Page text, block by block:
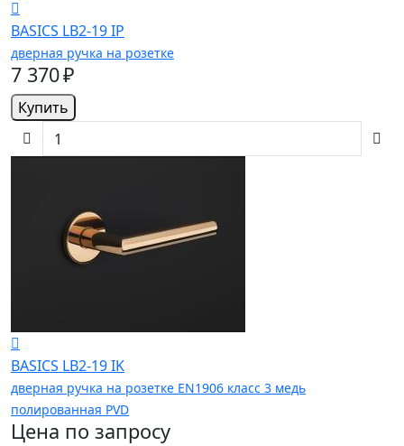
BASICS LB2-19 IP
дверная ручка на розетке
7 370 ₽
Купить
BASICS LB2-19 IK
дверная ручка на розетке EN1906 класс 3 медь
полированная PVD
Цена по запросу